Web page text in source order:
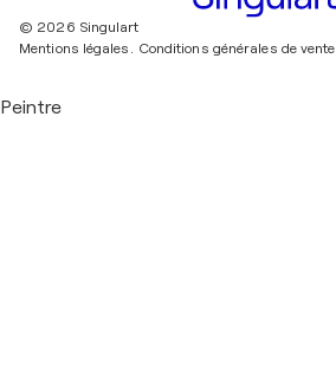
© 2026 Singulart
Mentions légales. Conditions générales de vente
Peintre